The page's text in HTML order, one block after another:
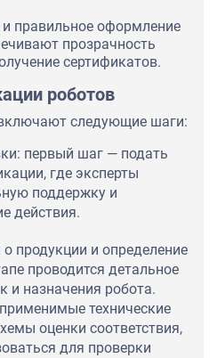
правильное оформление
прозрачность
сертификатов.
роботов
следующие шаги:
первый шаг — подать
где эксперты
поддержку и
действия.
продукции и определение
проводится детальное
и назначения робота.
технические
оценки соответствия,
для проверки